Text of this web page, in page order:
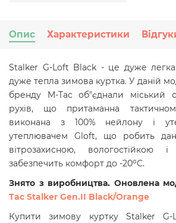
Опис Характеристики
Stalker G-Loft Black - це дуже
дуже тепла зимова куртка. У даній
бренду M-Tac об"єднали міський
рухів, що притаманна
виконана з 100% нейлону і
утеплювачем Gloft, що робить
вітрозахисною, вологостійкою
забезпечить комфорт до -20oС.
Знято з виробництва. Оновлена
Tac Stalker Gen.II Black/Orange
Купити зимову куртку Stalker